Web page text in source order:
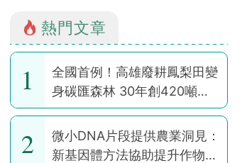
熱門文章
1
全國首例！高雄廢耕鳳梨田變
身碳匯森林 30年創420噸碳
權
2
微小DNA片段提供農業洞見：
新基因體方法協助提升作物韌